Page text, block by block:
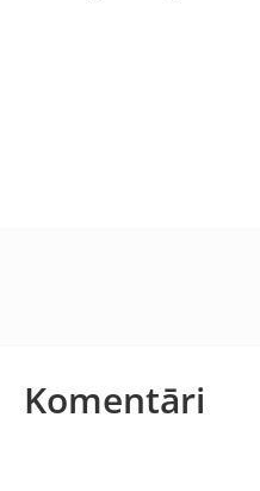
Komentāri